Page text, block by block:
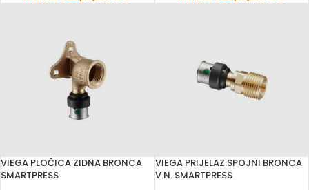
VIEGA PLOČICA ZIDNA BRONCA
SMARTPRESS
VIEGA PRIJELAZ SPOJNI BRONCA
V.N. SMARTPRESS